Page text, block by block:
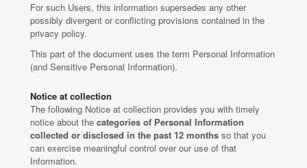
For such Users, this information supersedes any other
possibly divergent or conflicting provisions contained in the
privacy policy.
This part of the document uses the term Personal Information
(and Sensitive Personal Information).
Notice at collection
The following Notice at collection provides you with timely
notice about the categories of Personal Information
collected or disclosed in the past 12 months so that you
can exercise meaningful control over our use of that
Information.